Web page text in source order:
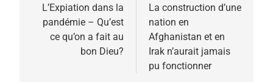
de
l’article
L’Expiation dans la
pandémie – Qu’est
ce qu’on a fait au
bon Dieu?
La construction d’une
nation en
Afghanistan et en
Irak n’aurait jamais
pu fonctionner